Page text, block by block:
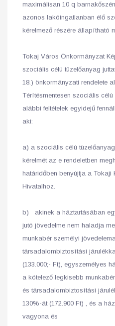
maximálisan 10 q
azonos lakóingatlanban élő
kérelmező részére állapítható
Tokaj Város Önkormányzat
szociális célú tüzelőanyag
18.) önkormányzati rendelete
Térítésmentesen szociális
alábbi feltételek egyidejű
aki:
a) a szociális célú
kérelmét az e rendeletben
határidőben benyújtja a Tokaji
Hivatalhoz.
b) akinek a háztartásában
jutó jövedelme nem haladja
munkabér személyi
társadalombiztosítási
(133.000;- Ft), egyszemélyes
a kötelező legkisebb
és társadalombiztosítási
130%-át (172.900 Ft) , és a
vagyona és